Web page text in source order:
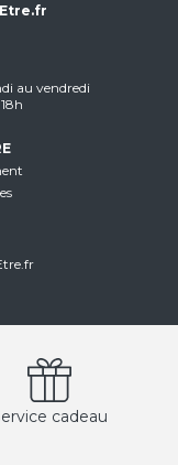
au vendredi
cadeau